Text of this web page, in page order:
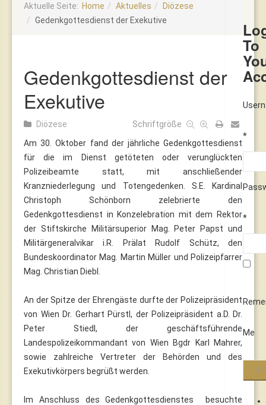
To
*
*
Me
Aktuelle Seite: Home Aktuelles
Diözese
Gedenkgottesdienst der Exekutive
Gedenkgottesdienst der
Exekutive
Diözese
Schriftgröße
Am 30. Oktober fand der jährliche Gedenkgottesdienst
für die im Dienst getöteten oder verunglückten
Polizeibeamte statt, mit anschließender
Kranzniederlegung und Totengedenken. S.E. Kardinal
Christoph Schönborn zelebrierte den
Gedenkgottesdienst in Konzelebration mit dem Rektor
der Stiftskirche Militärsuperior Mag. Peter Papst und
Militärgeneralvikar i.R. Prälat Rudolf Schütz, den
Bundeskoordinator Mag. Martin Müller und Polizeipfarrer
Mag. Christian Diebl.
An der Spitze der Ehrengäste durfte der Polizeipräsident
von Wien Dr. Gerhart Pürstl, der Polizeipräsident a.D. Dr.
Peter Stiedl, der geschäftsführende
Landespolizeikommandant von Wien Bgdr Karl Mahrer,
sowie zahlreiche Vertreter der Behörden und des
Exekutivkörpers begrüßt werden.
Im Anschluss des Gedenkgottesdienstes besuchte